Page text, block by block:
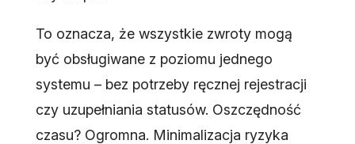
To oznacza, że wszystkie zwroty mogą
być obsługiwane z poziomu jednego
systemu – bez potrzeby ręcznej rejestracji
czy uzupełniania statusów. Oszczędność
czasu? Ogromna. Minimalizacja ryzyka